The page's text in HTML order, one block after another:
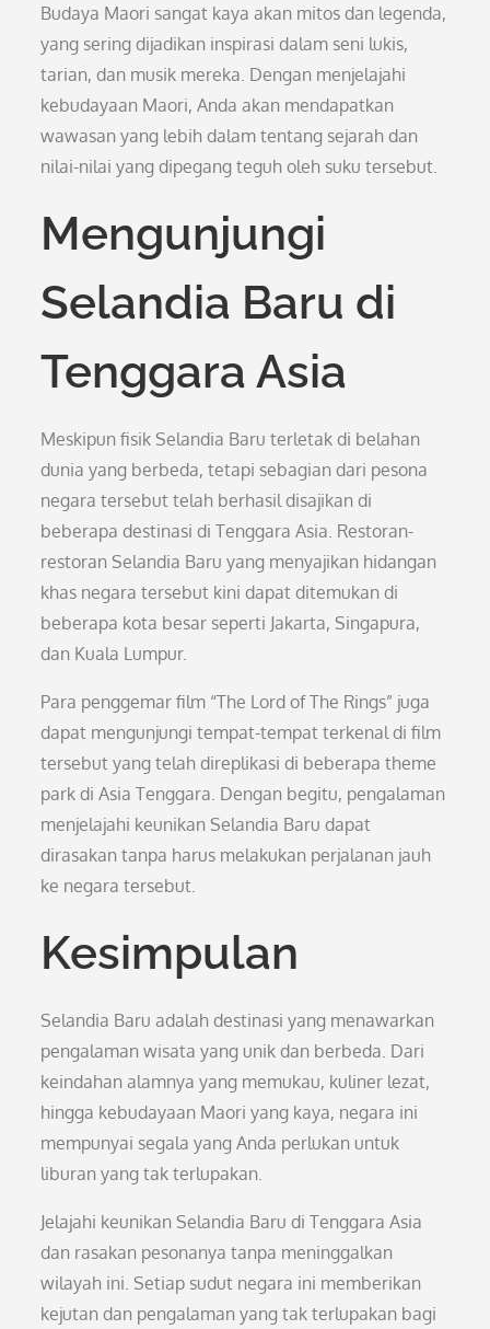
Budaya Maori sangat kaya akan mitos dan legenda,
yang sering dijadikan inspirasi dalam seni lukis,
tarian, dan musik mereka. Dengan menjelajahi
kebudayaan Maori, Anda akan mendapatkan
wawasan yang lebih dalam tentang sejarah dan
nilai-nilai yang dipegang teguh oleh suku tersebut.
Mengunjungi
Selandia Baru di
Tenggara Asia
Meskipun fisik Selandia Baru terletak di belahan
dunia yang berbeda, tetapi sebagian dari pesona
negara tersebut telah berhasil disajikan di
beberapa destinasi di Tenggara Asia. Restoran-
restoran Selandia Baru yang menyajikan hidangan
khas negara tersebut kini dapat ditemukan di
beberapa kota besar seperti Jakarta, Singapura,
dan Kuala Lumpur.
Para penggemar film “The Lord of The Rings” juga
dapat mengunjungi tempat-tempat terkenal di film
tersebut yang telah direplikasi di beberapa theme
park di Asia Tenggara. Dengan begitu, pengalaman
menjelajahi keunikan Selandia Baru dapat
dirasakan tanpa harus melakukan perjalanan jauh
ke negara tersebut.
Kesimpulan
Selandia Baru adalah destinasi yang menawarkan
pengalaman wisata yang unik dan berbeda. Dari
keindahan alamnya yang memukau, kuliner lezat,
hingga kebudayaan Maori yang kaya, negara ini
mempunyai segala yang Anda perlukan untuk
liburan yang tak terlupakan.
Jelajahi keunikan Selandia Baru di Tenggara Asia
dan rasakan pesonanya tanpa meninggalkan
wilayah ini. Setiap sudut negara ini memberikan
kejutan dan pengalaman yang tak terlupakan bagi